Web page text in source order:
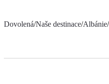
Dovolená/Naše destinace/Albánie/